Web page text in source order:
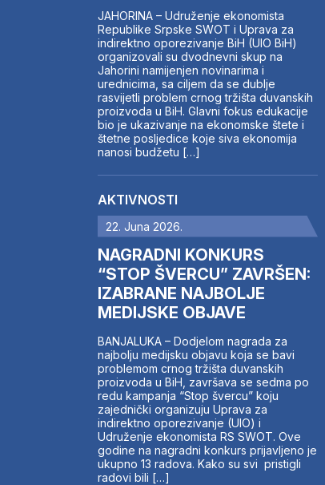
JAHORINA – Udruženje ekonomista
Republike Srpske SWOT i Uprava za
indirektno oporezivanje BiH (UIO BiH)
organizovali su dvodnevni skup na
Jahorini namijenjen novinarima i
urednicima, sa ciljem da se dublje
rasvijetli problem crnog tržišta duvanskih
proizvoda u BiH. Glavni fokus edukacije
bio je ukazivanje na ekonomske štete i
štetne posljedice koje siva ekonomija
nanosi budžetu […]
AKTIVNOSTI
22. Juna 2026.
NAGRADNI KONKURS
“STOP ŠVERCU” ZAVRŠEN:
IZABRANE NAJBOLJE
MEDIJSKE OBJAVE
BANJALUKA – Dodjelom nagrada za
najbolju medijsku objavu koja se bavi
problemom crnog tržišta duvanskih
proizvoda u BiH, završava se sedma po
redu kampanja “Stop švercu” koju
zajednički organizuju Uprava za
indirektno oporezivanje (UIO) i
Udruženje ekonomista RS SWOT. Ove
godine na nagradni konkurs prijavljeno je
ukupno 13 radova. Kako su svi pristigli
radovi bili […]